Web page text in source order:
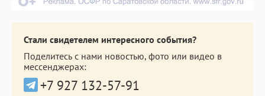
Стали свидетелем интересного события?
Поделитесь с нами новостью, фото или видео в
мессенджерах:
+7 927 132-57-91